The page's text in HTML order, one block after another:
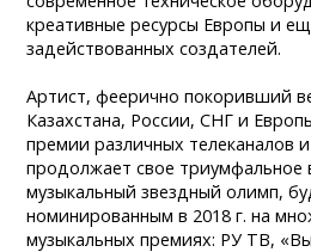
креативные ресурсы Европы и
задействованных создателей.
Артист, феерично покоривший
Казахстана, России, СНГ и
премии различных телеканалов
продолжает свое триумфальное
музыкальный звездный олимп,
номинированным в 2018 г. на
музыкальных премиях: РУ ТВ,